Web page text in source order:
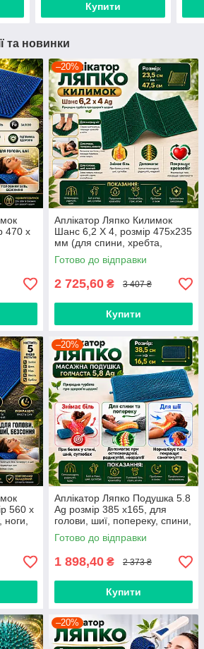
Купити
та новинки
470 х
–20%
Аплікатор Ляпко Килимок
Шанс 6,2 Х 4, розмір 475х235
мм (для спини, хребта,
знімає біль, спазм)
Готово до відправки
2 725,60 ₴ 3 407 ₴
Купити
560 х
–20%
Аплікатор Ляпко Подушка 5.8
Ag розмір 385 х165, для
голови, шиї, попереку, спини,
хребта, суглобів, ніг
Готово до відправки
1 898,40 ₴ 2 373 ₴
Купити
–20%